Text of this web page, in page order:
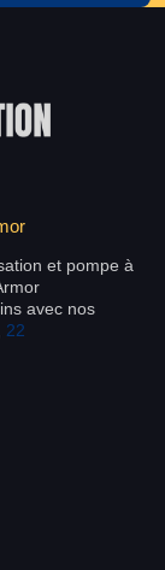
et pompe à
avec nos
22